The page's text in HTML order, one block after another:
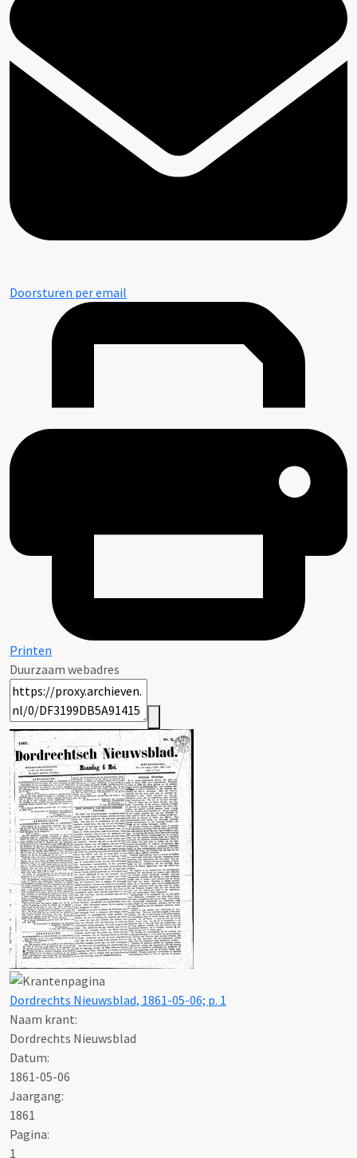
Doorsturen per email
Printen
Duurzaam webadres
Dordrechts Nieuwsblad, 1861-05-06; p. 1
Naam krant:
Dordrechts Nieuwsblad
Datum:
1861-05-06
Jaargang:
1861
Pagina:
1